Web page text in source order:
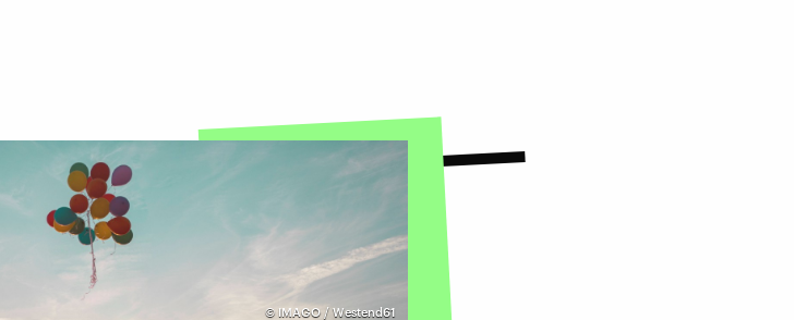
© IMAGO / Westend61